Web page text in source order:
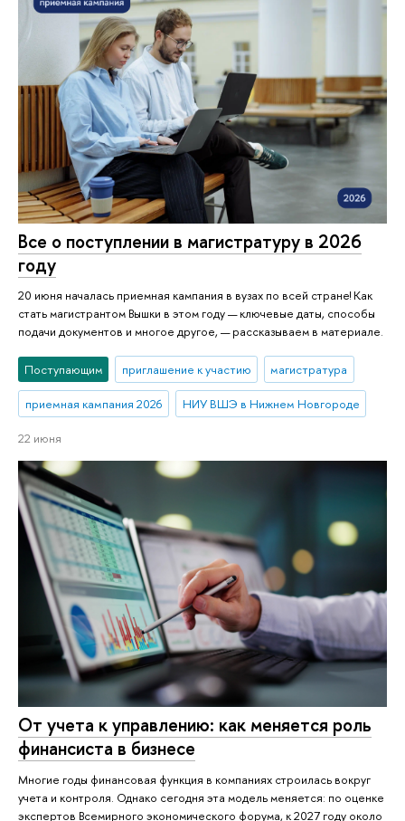
Все о поступлении в магистратуру в 2026
году
20 июня началась приемная кампания в вузах по всей стране! Как
стать магистрантом Вышки в этом году — ключевые даты, способы
подачи документов и многое другое, — рассказываем в материале.
Поступающим приглашение к участию магистратура
приемная кампания 2026 НИУ ВШЭ в Нижнем Новгороде
22 июня
От учета к управлению: как меняется роль
финансиста в бизнесе
Многие годы финансовая функция в компаниях строилась вокруг
учета и контроля. Однако сегодня эта модель меняется: по оценке
экспертов Всемирного экономического форума, к 2027 году около